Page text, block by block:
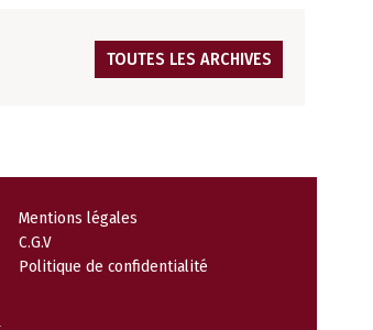
TOUTES LES ARCHIVES
Mentions légales
C.G.V
Politique de confidentialité